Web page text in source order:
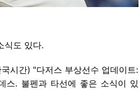
식도 있다.
시간) "다저스 부상선수 업데이트:
스. 불펜과 타선에 좋은 소식이 있